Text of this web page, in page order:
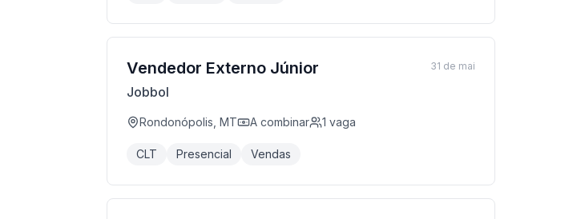
Vendedor Externo Júnior
Jobbol
Rondonópolis, MT A combinar 1 vaga
CLT Presencial Vendas
31 de mai